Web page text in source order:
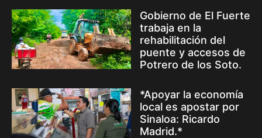
Gobierno de El Fuerte
trabaja en la
rehabilitación del
puente y accesos de
Potrero de los Soto.
*Apoyar la economía
local es apostar por
Sinaloa: Ricardo
Madrid.*